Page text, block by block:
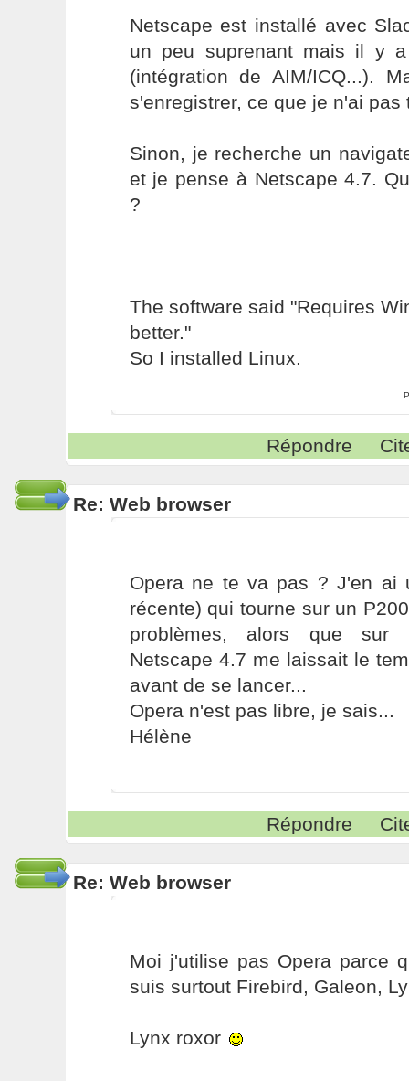
Netscape est installé avec
un peu suprenant mais il y a
(intégration de AIM/ICQ...).
s'enregistrer, ce que je n'ai pas
Sinon, je recherche un
et je pense à Netscape 4.7.
?
The software said "Requires
better."
So I installed Linux.
Répondre
Re: Web browser
Opera ne te va pas ? J'en ai
récente) qui tourne sur un
problèmes, alors que sur
Netscape 4.7 me laissait le
avant de se lancer...
Opera n'est pas libre, je sais...
Hélène
Répondre
Re: Web browser
Moi j'utilise pas Opera parce
suis surtout Firebird, Galeon,
Lynx roxor